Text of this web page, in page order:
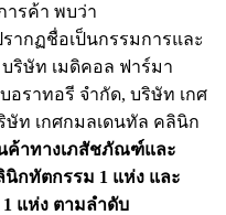
รค้า พบว่า
ากฏชื่อเป็นกรรมการและ
ริษัท เมดิคอล ฟาร์มา
อราทอรี จำกัด, บริษัท เกศ
ษัท เกศกมลเดนทัล คลินิก
ค้าทางเภสัชภัณฑ์และ
กทัตกรรม 1 แห่ง และ
แห่ง ตามลำดับ